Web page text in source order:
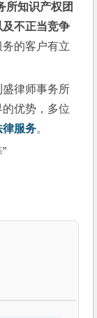
所知识产权团
不正当竞争
的客户有立
律师事务所
优势，多位
律服务。